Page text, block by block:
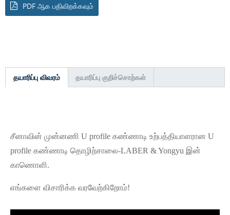
PDF ஆக பதிவிறக்கவும்
தயாரிப்பு விவரம் தயாரிப்பு குறிச்சொற்கள்
சீனாவின் முன்னணி U profile கண்ணாடி உற்பத்தியாளரான U
profile கண்ணாடி தொழிற்சாலை-LABER & Yongyu இன்
காணொளி.
எங்களை விசாரிக்க வரவேற்கிறோம்!